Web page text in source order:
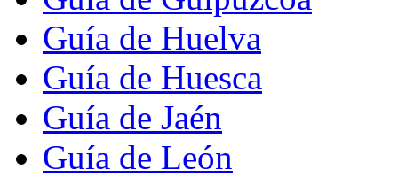
Guía de Huelva
Guía de Huesca
Guía de Jaén
Guía de León